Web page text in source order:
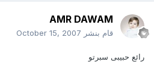
AMR DAWAM
قام بنشر October 15, 2007
رائع حبيبى سبرتو